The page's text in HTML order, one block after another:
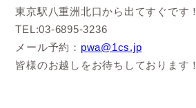
東京駅八重洲北口から出てすぐです！
TEL:03-6895-3236
メール予約： pwa@1cs.jp
皆様のお越しをお待ちしております！